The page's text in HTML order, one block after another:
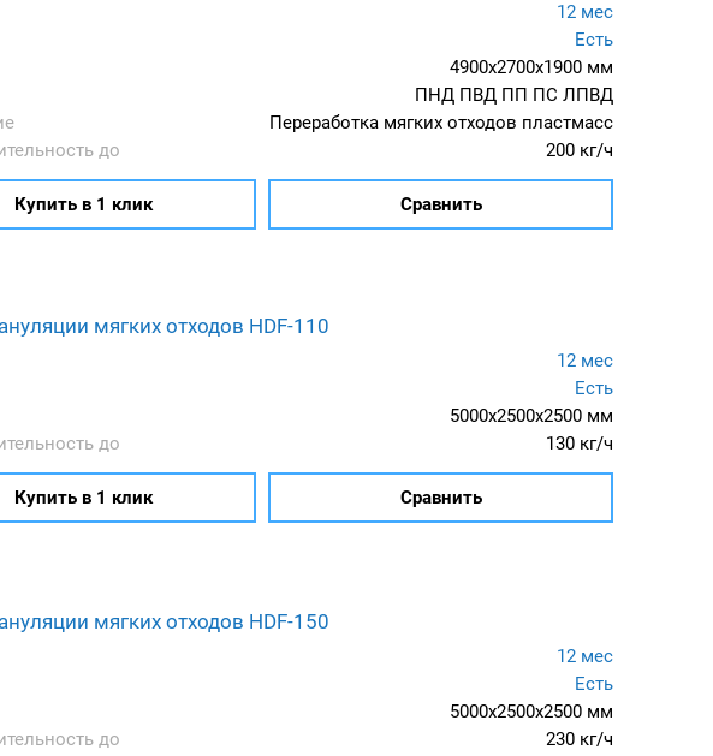
12 мес
Есть
4900x2700x1900 мм
ПНД ПВД ПП ПС ЛПВД
Переработка мягких отходов пластмасс
до
200 кг/ч
Купить в 1 клик Сравнить
мягких отходов HDF-110
12 мес
Есть
5000x2500x2500 мм
до
130 кг/ч
Купить в 1 клик Сравнить
мягких отходов HDF-150
12 мес
Есть
5000x2500x2500 мм
до
230 кг/ч